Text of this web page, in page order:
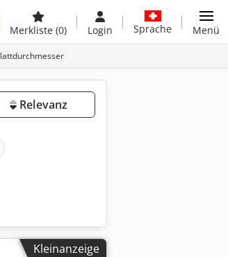
Merkliste (0) Login Sprache Menü
Relevanz
Kleinanzeige